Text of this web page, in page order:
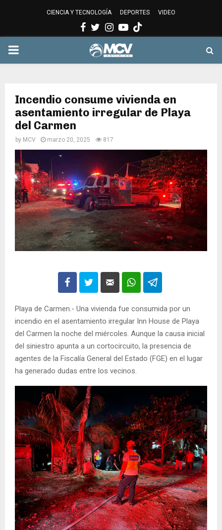
CIENCIA Y TECNOLOGÍA DEPORTES VIDEO
Facebook
Twitter
Instagram
Youtube
PRIMARY
Incendio consume vivienda en
asentamiento irregular de Playa
del Carmen
by MCV marzo 20, 2025 817
Playa de Carmen.- Una vivienda fue consumida por un
incendio en el asentamiento irregular Inn House de Playa
del Carmen la noche del miércoles. Aunque la causa inicial
del siniestro apunta a un cortocircuito, la presencia de
agentes de la Fiscalía General del Estado (FGE) en el lugar
ha generado dudas entre los vecinos.